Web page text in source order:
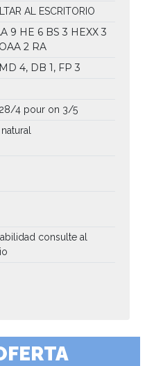
AL ESCRITORIO
9 HE 6 BS 3 HEXX3
2 RA
4, DB 1, FP 3
28/4 pour on 3/5
consulte al